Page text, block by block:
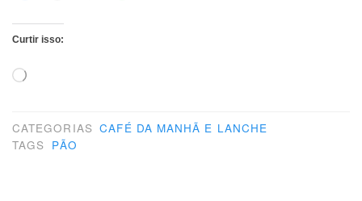
Curtir isso:
Carregando...
CATEGORIAS CAFÉ DA MANHÃ E LANCHE
TAGS PÃO